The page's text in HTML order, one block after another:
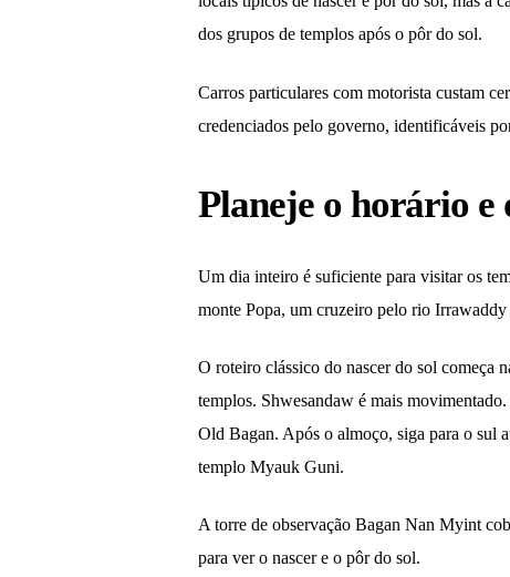
dos grupos de templos após o pôr do sol.
Carros particulares com motorista custam
credenciados pelo governo, identificáveis
Planeje o horário e
Um dia inteiro é suficiente para visitar os
monte Popa, um cruzeiro pelo rio
O roteiro clássico do nascer do sol começa
templos. Shwesandaw é mais
Old Bagan. Após o almoço, siga para o sul
templo Myauk Guni.
A torre de observação Bagan Nan Myint
para ver o nascer e o pôr do sol.